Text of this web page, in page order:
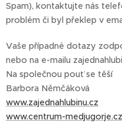
Spam), kontaktujte nás
problém či byl překlep v
Vaše případné dotazy
nebo na e-mailu
Na společnou pouť se těší
Barbora Němčáková
www.zajednahlubinu.cz
www.centrum-medjugorje.cz